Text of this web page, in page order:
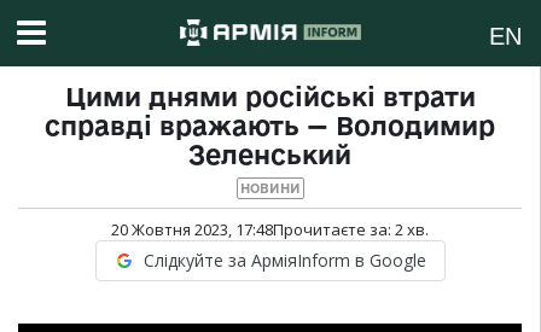
EN
Цими днями російські втрати
справді вражають — Володимир
Зеленський
НОВИНИ
20 Жовтня 2023, 17:48Прочитаєте за: 2хв.
Слідкуйте за АрміяInform в Google